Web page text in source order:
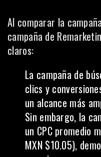
Al comparar la
campaña de
claros:
La campaña de
clics y
un alcance más
Sin embargo, la
un CPC promedio
MXN $10.05),